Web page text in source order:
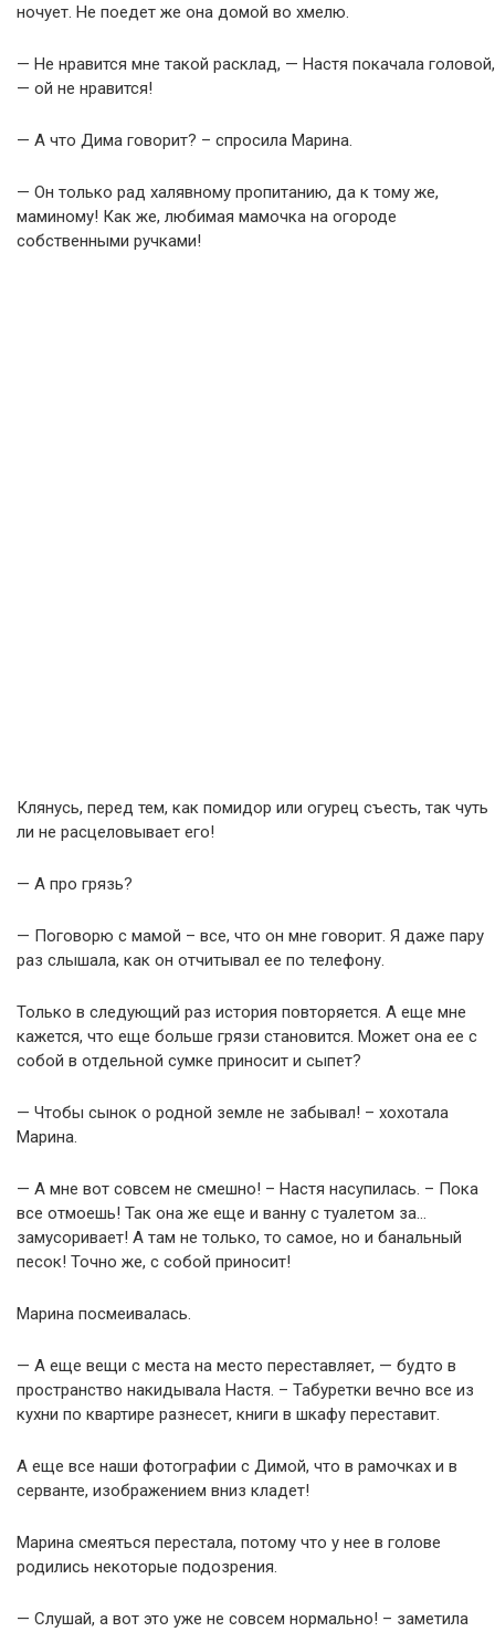
ночует. Не поедет же она домой во хмелю.
— Не нравится мне такой расклад, — Настя покачала головой,
— ой не нравится!
— А что Дима говорит? – спросила Марина.
— Он только рад халявному пропитанию, да к тому же,
маминому! Как же, любимая мамочка на огороде
собственными ручками!
Клянусь, перед тем, как помидор или огурец съесть, так чуть
ли не расцеловывает его!
— А про грязь?
— Поговорю с мамой – все, что он мне говорит. Я даже пару
раз слышала, как он отчитывал ее по телефону.
Только в следующий раз история повторяется. А еще мне
кажется, что еще больше грязи становится. Может она ее с
собой в отдельной сумке приносит и сыпет?
— Чтобы сынок о родной земле не забывал! – хохотала
Марина.
— А мне вот совсем не смешно! – Настя насупилась. – Пока
все отмоешь! Так она же еще и ванну с туалетом за…
замусоривает! А там не только, то самое, но и банальный
песок! Точно же, с собой приносит!
Марина посмеивалась.
— А еще вещи с места на место переставляет, — будто в
пространство накидывала Настя. – Табуретки вечно все из
кухни по квартире разнесет, книги в шкафу переставит.
А еще все наши фотографии с Димой, что в рамочках и в
серванте, изображением вниз кладет!
Марина смеяться перестала, потому что у нее в голове
родились некоторые подозрения.
— Слушай, а вот это уже не совсем нормально! – заметила